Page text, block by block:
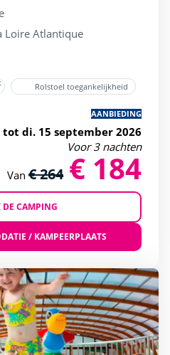
Loire Atlantique
Rolstoel toegankelijkheid
AANBIEDING
tot di. 15 september 2026
Voor 3 nachten
Van € 264 € 184
CAMPING
/ KAMPEERPLAATS